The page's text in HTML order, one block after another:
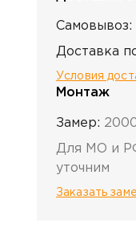
Самовывоз:
Доставка
Условия
Монтаж
Замер:
Для МО и
уточним
Заказать